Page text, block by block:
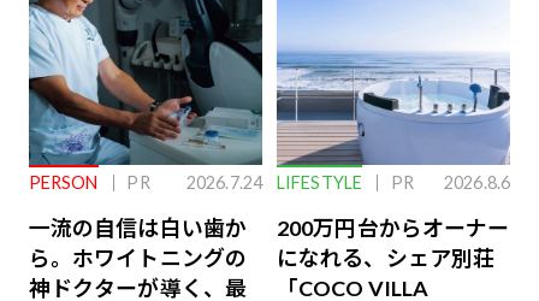
PERSON PR 2026.7.24
一流の自信は白い歯か
ら。ホワイトニングの
神ドクターが導く、最
LIFESTYLE PR 2026.8.6
200万円台からオーナー
になれる、シェア別荘
「COCO VILLA